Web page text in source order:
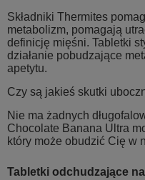
Składniki Thermites
metabolizm, pomagają
definicję mięśni. Tabletki
działanie pobudzające
apetytu.
Czy są jakieś skutki
Nie ma żadnych
Chocolate Banana Ultra
który może obudzić Cię w
Tabletki odchudzające